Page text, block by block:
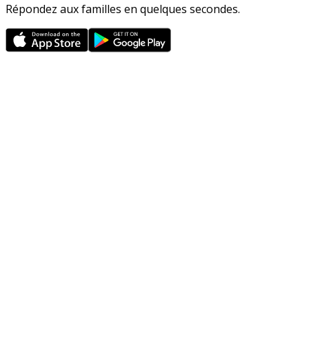
Répondez aux familles en quelques secondes.